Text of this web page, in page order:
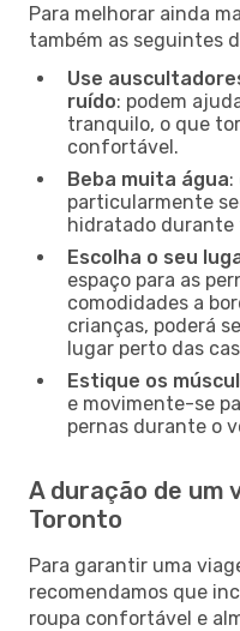
Para melhorar ainda
também as seguintes
Use
ruído: podem
tranquilo, o que
confortável.
Beba muita água:
particularmente
hidratado durante
Escolha o seu
espaço para as
comodidades a
crianças, poderá
lugar perto das
Estique os
e movimente-se
pernas durante o
A duração de um
Toronto
Para garantir uma
recomendamos que
roupa confortável e